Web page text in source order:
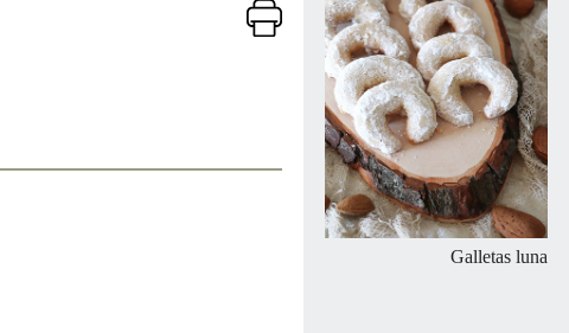
Galletas luna